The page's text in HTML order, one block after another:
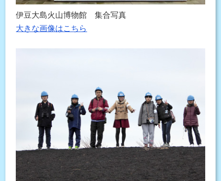
伊豆大島火山博物館 集合写真
大きな画像はこちら